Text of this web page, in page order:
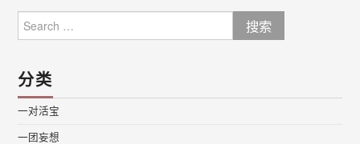
for:
分类
一对活宝
一团妄想